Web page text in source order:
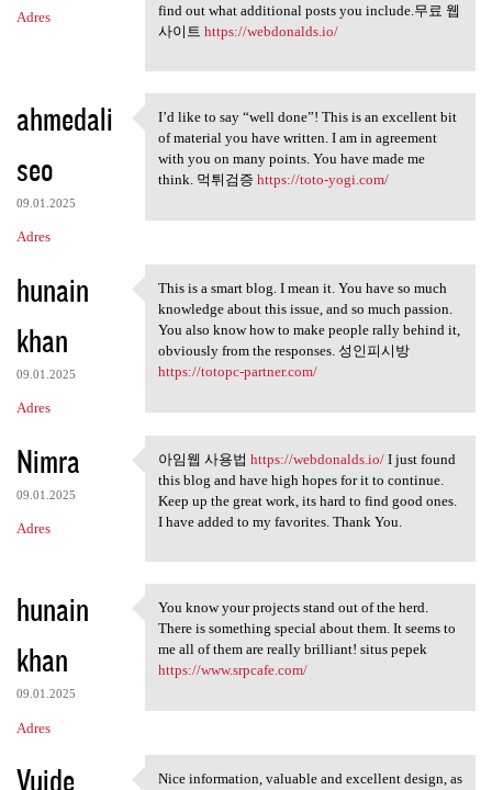
Adres
find out what additional posts you include.무료 웹
사이트 https://webdonalds.io/
ahmedali
seo
09.01.2025
Adres
I’d like to say “well done”!
I’d like to say “well done”! This is an excellent bit
of material you have written. I am in agreement
with you on many points. You have made me
think. 먹튀검증 https://toto-yogi.com/
hunain
khan
09.01.2025
Adres
This is a smart blog. I mean
This is a smart blog. I mean it. You have so much
knowledge about this issue, and so much passion.
You also know how to make people rally behind it,
obviously from the responses. 성인피시방
https://totopc-partner.com/
Nimra
09.01.2025
Adres
아임웹 사용법 https://webdonalds.io
아임웹 사용법 https://webdonalds.io/I just found
this blog and have high hopes for it to continue.
Keep up the great work, its hard to find good ones.
I have added to my favorites. Thank You.
hunain
khan
09.01.2025
Adres
You know your projects stand
You know your projects stand out of the herd.
There is something special about them. It seems to
me all of them are really brilliant! situs pepek
https://www.srpcafe.com/
Vuide Nice information, valuable and excellent design, as